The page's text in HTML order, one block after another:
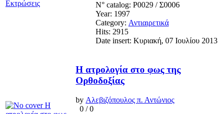
N° catalog: Ρ0029 / Σ0006
Year: 1997
Category: Αντιαιρετικά
Hits: 2915
Date insert: Κυριακή, 07 Ιουλίου 2013
Η ατρολογία στο φως της
Ορθοδοξίας
by Αλεβιζόπουλος π. Αντώνιος
0 /0